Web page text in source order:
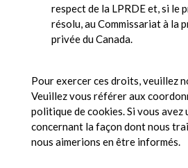
respect de la LPRDE et, si le
résolu, au Commissariat à la
privée du Canada.
Pour exercer ces droits, veuillez
Veuillez vous référer aux
politique de cookies. Si vous avez
concernant la façon dont nous
nous aimerions en être informés.